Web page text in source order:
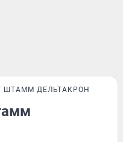
ШТАММ ДЕЛЬТАКРОН